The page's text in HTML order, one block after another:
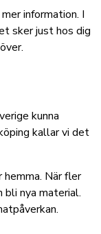
information. I
sker just hos dig
kunna
kallar vi det
När fler
bli nya material.